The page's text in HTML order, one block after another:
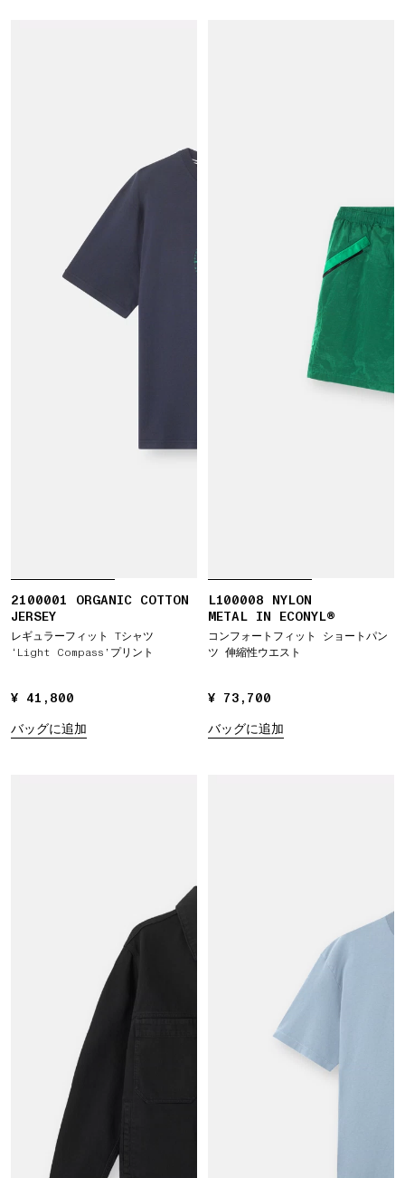
2100001 ORGANIC COTTON
JERSEY
レギュラーフィット Tシャツ
‘Light Compass’プリント
¥ 41,800
¥ 41,800
バッグに追加
L100008 NYLON
METAL IN ECONYL®
コンフォートフィット ショートパン
ツ 伸縮性ウエスト
¥ 73,700
¥ 73,700
バッグに追加